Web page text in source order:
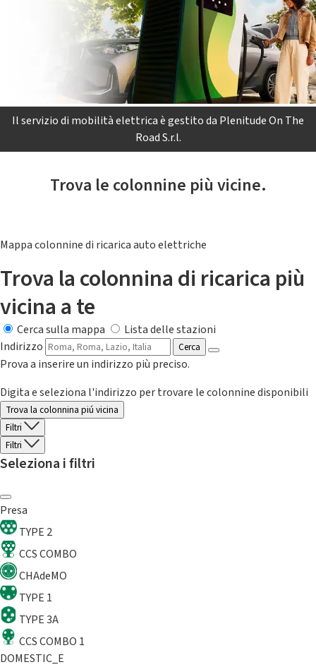
Il servizio di mobilità elettrica è gestito da Plenitude On The
Road S.r.l.
Trova le colonnine più vicine.
Mappa colonnine di ricarica auto elettriche
Trova la colonnina di ricarica più
vicina a te
Cerca sulla mappa
Lista delle stazioni
Indirizzo
Cerca
Prova a inserire un indirizzo più preciso.
Digita e seleziona l'indirizzo per trovare le colonnine disponibili
Trova la colonnina piú vicina
Filtri
Filtri
Seleziona i filtri
Presa
TYPE 2
CCS COMBO
CHAdeMO
TYPE 1
TYPE 3A
CCS COMBO 1
DOMESTIC_E